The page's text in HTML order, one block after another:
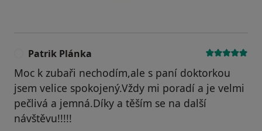
Patrik Plánka
Moc k zubaři nechodím,ale s paní doktorkou
jsem velice spokojený.Vždy mi poradí a je velmi
pečlivá a jemná.Díky a těším se na další
návštěvu!!!!!